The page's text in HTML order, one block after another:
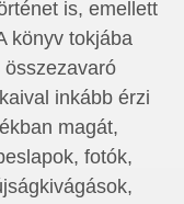
is, emellett
könyv tokjába
inkább érzi
magát,
fotók,